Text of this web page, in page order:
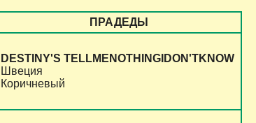
ПРАДЕДЫ
DESTINY'S TELLMENOTHINGIDON'TKNOW
Швеция
Коричневый